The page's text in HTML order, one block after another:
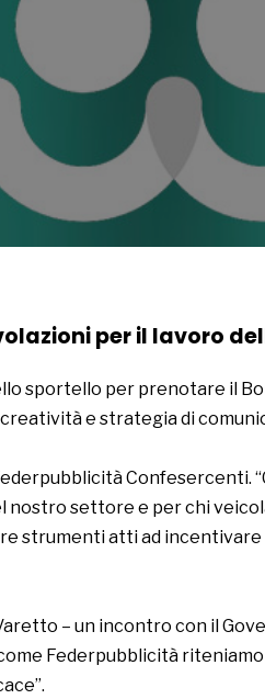
per il lavoro
sportello per prenotare il
e strategia di
Confesercenti.
settore e per chi
strumenti atti ad
– un incontro con il
Federpubblicità